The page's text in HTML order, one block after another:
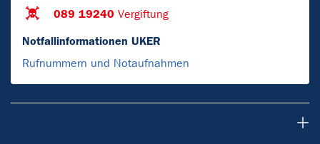
089 19240 Vergiftung
Notfallinformationen UKER
Rufnummern und Notaufnahmen